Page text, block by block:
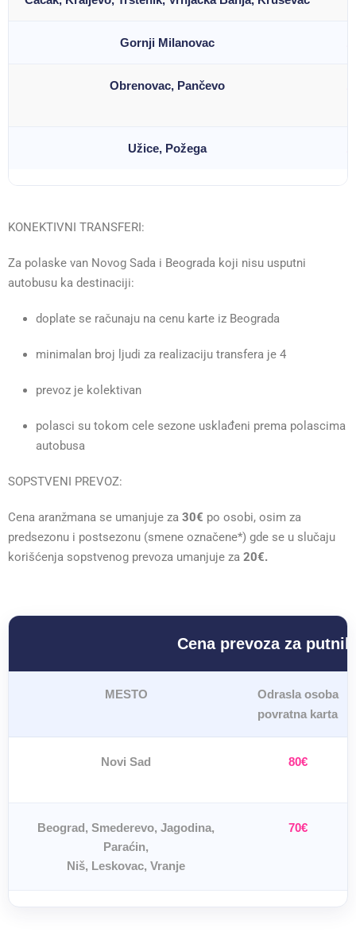
Gornji Milanovac
Obrenovac, Pančevo
Užice, Požega
KONEKTIVNI TRANSFERI:
Za polaske van Novog Sada i Beograda koji nisu usputni
autobusu ka destinaciji:
doplate se računaju na cenu karte iz Beograda
minimalan broj ljudi za realizaciju transfera je 4
prevoz je kolektivan
polasci su tokom cele sezone usklađeni prema polascima
autobusa
SOPSTVENI PREVOZ:
Cena aranžmana se umanjuje za 30€ po osobi, osim za
predsezonu i postsezonu (smene označene*) gde se u slučaju
korišćenja sopstvenog prevoza umanjuje za 20€.
Cena prevoza za
MESTO
Odrasla osoba
povratna karta
Novi Sad 80€
Beograd, Smederevo, Jagodina,
Paraćin,
Niš, Leskovac, Vranje
70€